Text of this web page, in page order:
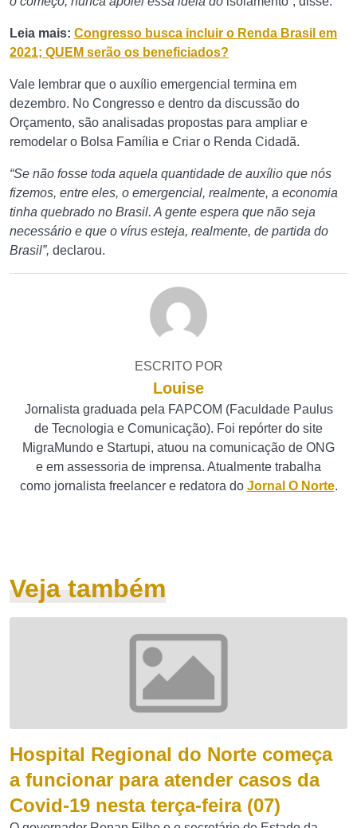
Leia mais: Congresso busca incluir o Renda Brasil em
2021; QUEM serão os beneficiados?
Vale lembrar que o auxílio emergencial termina em
dezembro. No Congresso e dentro da discussão do
Orçamento, são analisadas propostas para ampliar e
remodelar o Bolsa Família e Criar o Renda Cidadã.
“Se não fosse toda aquela quantidade de auxílio que nós
fizemos, entre eles, o emergencial, realmente, a economia
tinha quebrado no Brasil. A gente espera que não seja
necessário e que o vírus esteja, realmente, de partida do
Brasil”, declarou.
ESCRITO POR
Louise
Jornalista graduada pela FAPCOM (Faculdade Paulus
de Tecnologia e Comunicação). Foi repórter do site
MigraMundo e Startupi, atuou na comunicação de ONG
e em assessoria de imprensa. Atualmente trabalha
como jornalista freelancer e redatora do Jornal O Norte.
Veja também
Hospital Regional do Norte começa
a funcionar para atender casos da
Covid-19 nesta terça-feira (07)